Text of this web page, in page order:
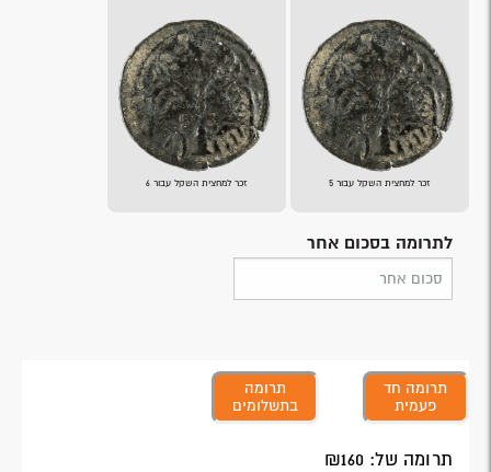
זכר למחצית השקל עבור 5 זכר למחצית השקל עבור 6
לתרומה בסכום אחר
תרומה חד
פעמית
תרומה
בתשלומים
תרומה של: ₪ 160